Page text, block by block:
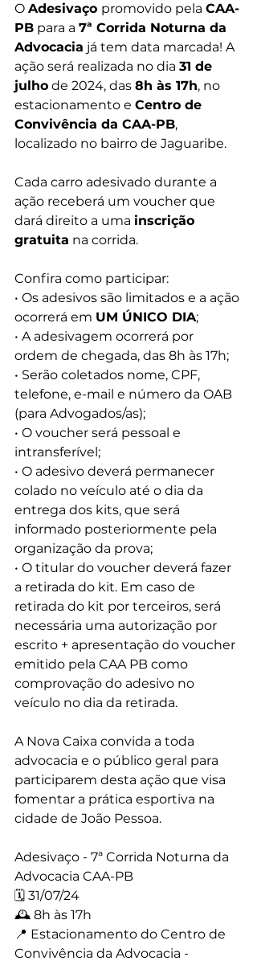
O Adesivaço promovido pela CAA-
PB para a 7ª Corrida Noturna da
Advocacia já tem data marcada! A
ação será realizada no dia 31 de
julho de 2024, das 8h às 17h, no
estacionamento e Centro de
Convivência da CAA-PB,
localizado no bairro de Jaguaribe.
Cada carro adesivado durante a
ação receberá um voucher que
dará direito a uma inscrição
gratuita na corrida.
Confira como participar:
• Os adesivos são limitados e a ação
ocorrerá em UM ÚNICO DIA;
• A adesivagem ocorrerá por
ordem de chegada, das 8h às 17h;
• Serão coletados nome, CPF,
telefone, e-mail e número da OAB
(para Advogados/as);
• O voucher será pessoal e
intransferível;
• O adesivo deverá permanecer
colado no veículo até o dia da
entrega dos kits, que será
informado posteriormente pela
organização da prova;
• O titular do voucher deverá fazer
a retirada do kit. Em caso de
retirada do kit por terceiros, será
necessária uma autorização por
escrito + apresentação do voucher
emitido pela CAA PB como
comprovação do adesivo no
veículo no dia da retirada.
A Nova Caixa convida a toda
advocacia e o público geral para
participarem desta ação que visa
fomentar a prática esportiva na
cidade de João Pessoa.
Adesivaço - 7ª Corrida Noturna da
Advocacia CAA-PB
🗓️ 31/07/24
🕰️ 8h às 17h
📍 Estacionamento do Centro de
Convivência da Advocacia -